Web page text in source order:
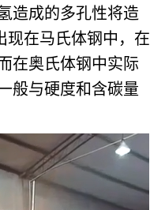
造成的多孔性将造
现在马氏体钢中，在
在奥氏体钢中实际
般与硬度和含碳量